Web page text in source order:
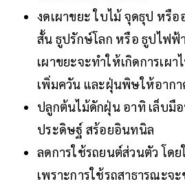
งดเผาขยะ ใบไม้ จุดธุป หรื
สั้น ธูปรักษ์โลก หรือ ธูปไฟฟ้
เผาขยะจะทำให้เกิดการเผ
เพิ่มควัน และฝุ่นพิษให้อากา
ปลูกต้นไม้ดักฝุ่น อาทิ เล็บมื
ประดิษฐ์ สร้อยอินทนิล
ลดการใช้รถยนต์ส่วนตัว โด
เพราะการใช้รถสาธารณะจ